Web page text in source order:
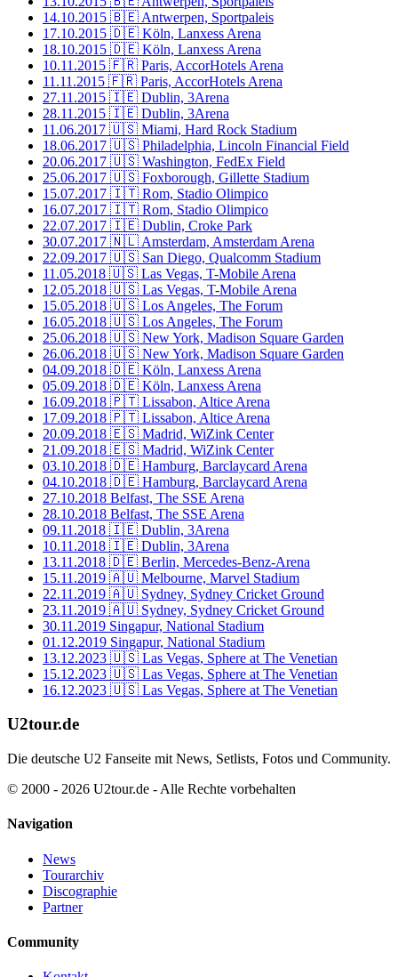
14.10.2015 🇧🇪 Antwerpen, Sportpaleis
17.10.2015 🇩🇪 Köln, Lanxess Arena
18.10.2015 🇩🇪 Köln, Lanxess Arena
10.11.2015 🇫🇷 Paris, AccorHotels Arena
11.11.2015 🇫🇷 Paris, AccorHotels Arena
27.11.2015 🇮🇪 Dublin, 3Arena
28.11.2015 🇮🇪 Dublin, 3Arena
11.06.2017 🇺🇸 Miami, Hard Rock Stadium
18.06.2017 🇺🇸 Philadelphia, Lincoln Financial Field
20.06.2017 🇺🇸 Washington, FedEx Field
25.06.2017 🇺🇸 Foxborough, Gillette Stadium
15.07.2017 🇮🇹 Rom, Stadio Olimpico
16.07.2017 🇮🇹 Rom, Stadio Olimpico
22.07.2017 🇮🇪 Dublin, Croke Park
30.07.2017 🇳🇱 Amsterdam, Amsterdam Arena
22.09.2017 🇺🇸 San Diego, Qualcomm Stadium
11.05.2018 🇺🇸 Las Vegas, T-Mobile Arena
12.05.2018 🇺🇸 Las Vegas, T-Mobile Arena
15.05.2018 🇺🇸 Los Angeles, The Forum
16.05.2018 🇺🇸 Los Angeles, The Forum
25.06.2018 🇺🇸 New York, Madison Square Garden
26.06.2018 🇺🇸 New York, Madison Square Garden
04.09.2018 🇩🇪 Köln, Lanxess Arena
05.09.2018 🇩🇪 Köln, Lanxess Arena
16.09.2018 🇵🇹 Lissabon, Altice Arena
17.09.2018 🇵🇹 Lissabon, Altice Arena
20.09.2018 🇪🇸 Madrid, WiZink Center
21.09.2018 🇪🇸 Madrid, WiZink Center
03.10.2018 🇩🇪 Hamburg, Barclaycard Arena
04.10.2018 🇩🇪 Hamburg, Barclaycard Arena
27.10.2018 Belfast, The SSE Arena
28.10.2018 Belfast, The SSE Arena
09.11.2018 🇮🇪 Dublin, 3Arena
10.11.2018 🇮🇪 Dublin, 3Arena
13.11.2018 🇩🇪 Berlin, Mercedes-Benz-Arena
15.11.2019 🇦🇺 Melbourne, Marvel Stadium
22.11.2019 🇦🇺 Sydney, Sydney Cricket Ground
23.11.2019 🇦🇺 Sydney, Sydney Cricket Ground
30.11.2019 Singapur, National Stadium
01.12.2019 Singapur, National Stadium
13.12.2023 🇺🇸 Las Vegas, Sphere at The Venetian
15.12.2023 🇺🇸 Las Vegas, Sphere at The Venetian
16.12.2023 🇺🇸 Las Vegas, Sphere at The Venetian
U2tour.de
Die deutsche U2 Fanseite mit News, Setlists, Fotos und Community.
© 2000 - 2026 U2tour.de - Alle Rechte vorbehalten
Navigation
News
Tourarchiv
Discographie
Partner
Community